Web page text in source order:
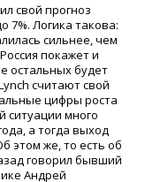
свой прогноз
7%. Логика такова:
сильнее, чем
покажет и
остальных будет
считают свой
цифры роста
ситуации много
а тогда выход
этом же, то есть об
говорил бывший
Андрей